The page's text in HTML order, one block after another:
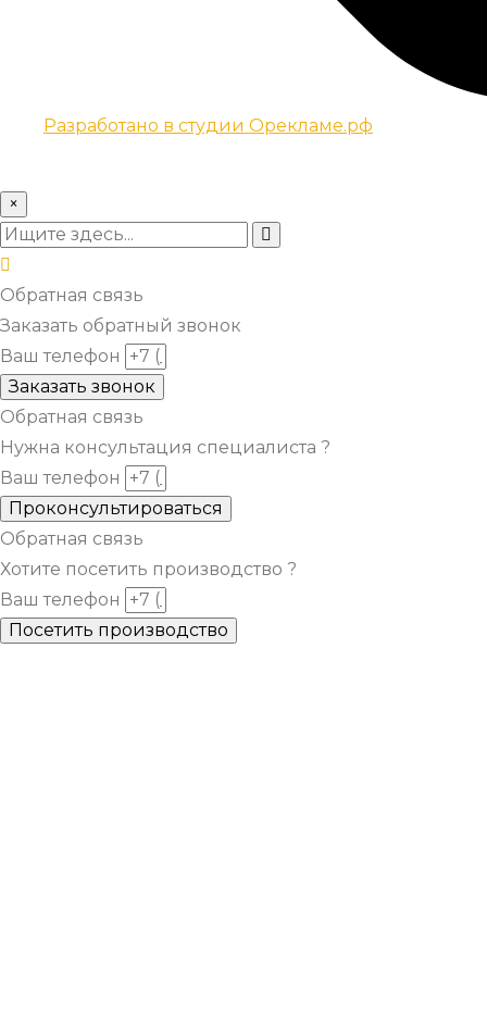
Разработано в студии Орекламе.рф
×
Обратная связь
Заказать обратный звонок
Ваш телефон
Заказать звонок
Обратная связь
Нужна консультация специалиста ?
Ваш телефон
Проконсультироваться
Обратная связь
Хотите посетить производство ?
Ваш телефон
Посетить производство